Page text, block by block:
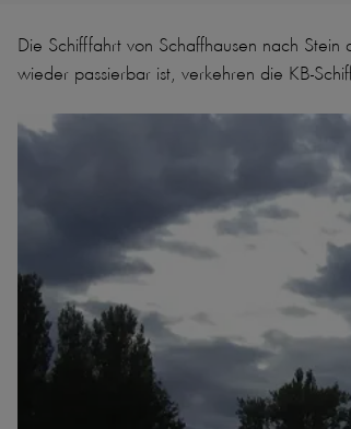
Die Schifffahrt von Schaffhausen nach
wieder passierbar ist, verkehren die KB-